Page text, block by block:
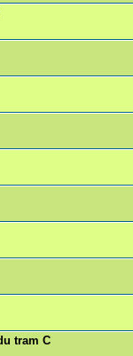
tram C